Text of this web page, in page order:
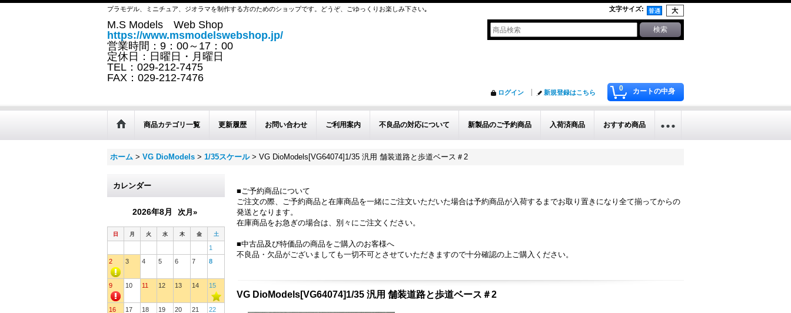
プラモデル、ミニチュア、ジオラマを制作する方のためのショップです。どうぞ、ごゆっくりお楽しみ下さい｡ 文字サイズ:
M.S Models Web Shop
https://www.msmodelswebshop.jp/
営業時間：9：00～17：00
定休日：日曜日・月曜日
TEL：029-212-7475
FAX：029-212-7476
0 カートの中身
ログイン 新規登録はこちら
商品カテゴリ一覧 更新履歴 お問い合わせ ご利用案内 不良品の対応について 新製品のご予約商品 入荷済商品 おすすめ商品
ホーム > VG DioModels > 1/35スケール > VG DioModels[VG64074]1/35 汎用 舗装道路と歩道ベース＃2
カレンダー
2026年8月 次月»
日 月 火 水 木 金 土
1
2
3 4 5 6 7 8
9 10 11 12 13 14 15
16 17 18 19 20 21
22
■ご予約商品について
ご注文の際、ご予約商品と在庫商品を一緒にご注文いただいた場合は予約商品が入荷するまでお取り置きになり全て揃ってからの
発送となります。
在庫商品をお急ぎの場合は、別々にご注文ください。
■中古品及び特価品の商品をご購入のお客様へ
不良品・欠品がございましても一切不可とさせていただきますので十分確認の上ご購入ください。
VG DioModels[VG64074]1/35 汎用 舗装道路と歩道ベース＃2